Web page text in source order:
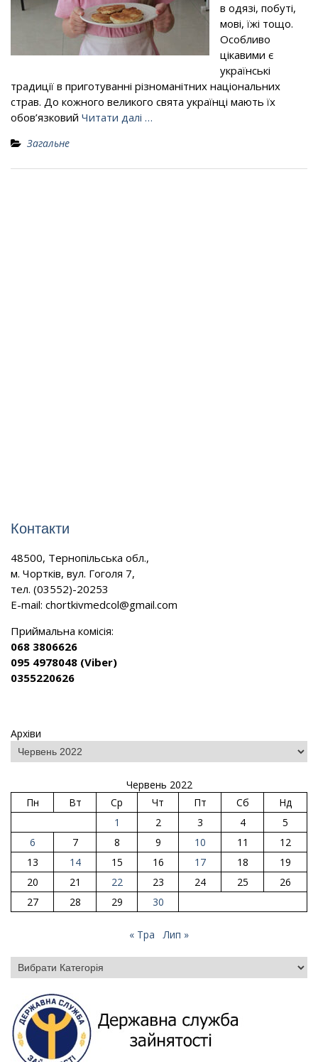
в одязі, побуті,
мові, їжі тощо.
Особливо
цікавими є
українські
традиції в приготуванні різноманітних національних
страв. До кожного великого свята українці мають їх
обов’язковий Читати далі …
Загальне
Контакти
48500, Тернопільська обл.,
м. Чортків, вул. Гоголя 7,
тел. (03552)-20253
E-mail: chortkivmedcol@gmail.com
Приймальна комісія:
068 3806626
095 4978048 (Viber)
0355220626
Архіви
Червень 2022
Пн
Вт Ср Чт Пт Сб
Нд
1
2 3 4
5
6
7 8 9 10 11
12
13
14 15 16 17 18
19
20
21 22 23 24 25
26
27
28 29 30
« Тра Лип »
Категорії